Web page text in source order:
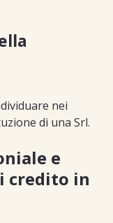
nei
di una Srl.
e
credito in